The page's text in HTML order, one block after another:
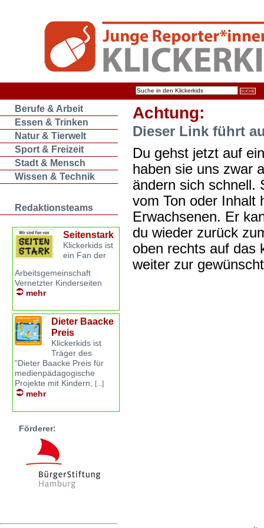
Berufe & Arbeit
Essen & Trinken
Natur & Tierwelt
Sport & Freizeit
Stadt & Mensch
Wissen & Technik
Redaktionsteams
Seitenstark
Klickerkids ist
ein Fan der
Arbeitsgemeinschaft
Vernetzter Kinderseiten
mehr
Dieter Baacke
Preis
Klickerkids ist
Träger des
"Dieter Baacke Preis für
medienpädagogische
Projekte mit Kindern, [...]
mehr
Förderer:
Achtung:
Dieser Link führt
Du gehst jetzt auf
haben sie uns zwar
ändern sich schnell.
vom Ton oder Inhalt
Erwachsenen. Er
du wieder zurück
oben rechts auf das
weiter zur